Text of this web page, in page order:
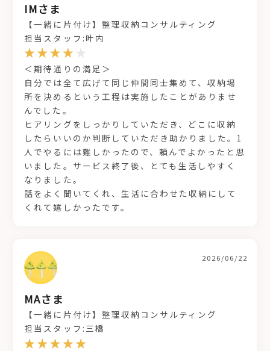
IMさま
【一緒に片付け】整理収納コンサルティング
担当スタッフ:叶内
＜期待通りの満足＞
自分では全て広げて同じ仲間同士集めて、収納場
所を決めるという工程は実施したことがありませ
んでした。
ヒアリングをしっかりしていただき、どこに収納
したらいいのか判断していただき助かりました。1
人でやるには難しかったので、頼んでよかったと思
いました。サービス終了後、とても生活しやすく
なりました。
話をよく聞いてくれ、生活に合わせた収納にして
くれて嬉しかったです。
MAさま
2026/06/22
【一緒に片付け】整理収納コンサルティング
担当スタッフ:三橋